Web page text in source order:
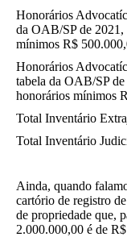
Honorários
da OAB/SP de 2021,
mínimos R$
Honorários
tabela da OAB/SP
honorários mínimos
Total Inventário
Total Inventário
Ainda, quando
cartório de registro
de propriedade que,
2.000.000,00 é de